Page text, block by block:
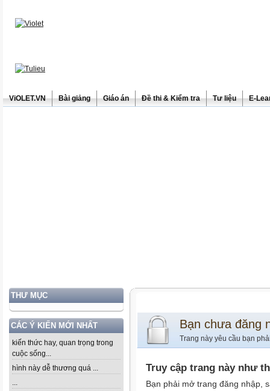
ViOLET.VN Bài giảng Giáo án Đề thi & Kiểm tra Tư liệu E-
THƯ MỤC
CÁC Ý KIẾN MỚI NHẤT
kiến thức hay, quan trọng trong
cuộc sống...
hình này dễ thương quá ...
...
Bạn chưa đăng
Trang này yêu cầu bạn
Truy cập trang này như
Bạn phải mở trang đăng nhập,